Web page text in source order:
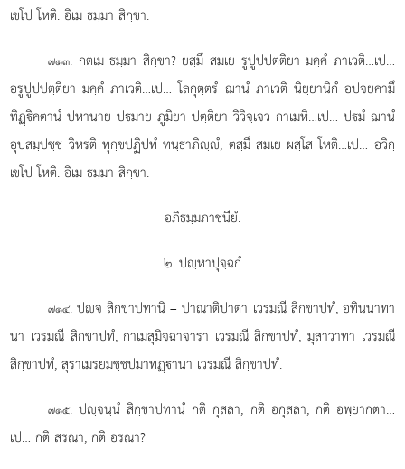
เขโป โหติ. อิเม ธมฺมา สิกฺขา.
๗๑๓. กตเมธมฺมา สิกฺขา? ยสฺมึ สมเย รูปูปปตฺติยา มคฺคํ ภาเวติ…เป…
อรูปูปปตฺติยา มคฺคํ ภาเวติ…เป… โลกุตฺตรํ ฌานํ ภาเวติ นิยฺยานิกํ อปจยคามึ
ทิฏฺิคตานํ ปหานาย ปมาย ภูมิยา ปตฺติยา วิวิจฺเจว กาเมหิ…เป… ปมํ ฌานํ
อุปสมฺปชฺช วิหรติ ทุกฺขปฏิปทํ ทนฺธาภิฺํ, ตสฺมึ สมเย ผสฺโส โหติ…เป… อวิกฺ
เขโป โหติ. อิเม ธมฺมา สิกฺขา.
อภิธมฺมภาชนียํ.
๒. ปฺหาปุจฺฉกํ
๗๑๔. ปฺจ สิกฺขาปทานิ – ปาณาติปาตา เวรมณี สิกฺขาปทํ, อทินฺนาทา
นา เวรมณี สิกฺขาปทํ, กาเมสุมิจฺฉาจารา เวรมณี สิกฺขาปทํ, มุสาวาทา เวรมณี
สิกฺขาปทํ, สุราเมรยมชฺชปมาทฏฺานา เวรมณี สิกฺขาปทํ.
๗๑๕. ปฺจนฺนํสิกฺขาปทานํ กติ กุสลา, กติ อกุสลา, กติ อพฺยากตา…
เป… กติ สรณา, กติ อรณา?